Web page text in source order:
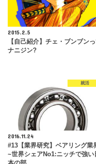
2015.2.5
【自己紹介】チェ・ブンブン
ナニジン?
就活
2016.11.24
#13【業界研究】ベアリング業
~世界シェアNo1:ニッチで強い